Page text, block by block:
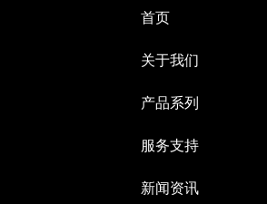
首页
关于我们
产品系列
服务支持
新闻资讯